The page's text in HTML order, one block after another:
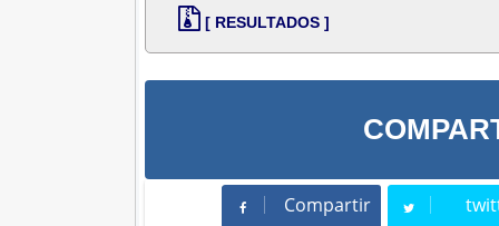
[ RESULTADOS ]
Compartir
Compartir